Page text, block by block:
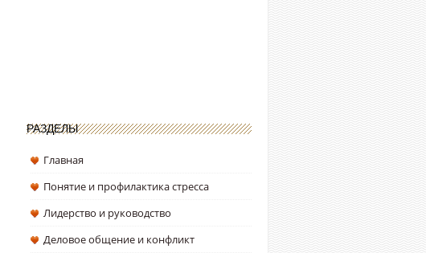
РАЗДЕЛЫ
Главная
Понятие и профилактика стресса
Лидерство и руководство
Деловое общение и конфликт